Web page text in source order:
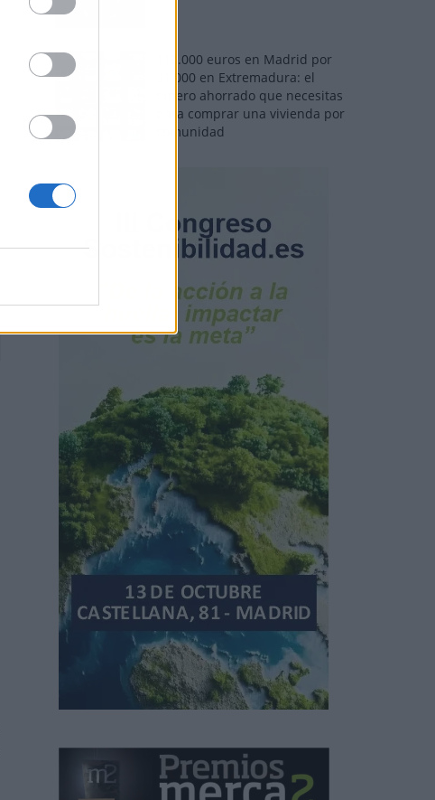
110.000 euros en Madrid por
31.000 en Extremadura: el
dinero ahorrado que necesitas
para comprar una vivienda por
comunidad